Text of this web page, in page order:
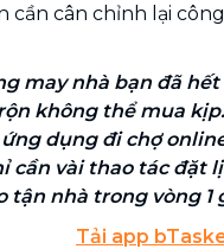
cần cân chỉnh lại
may nhà bạn đã
không thể mua
ứng dụng đi chợ
cần vài thao tác đặt
tận nhà trong vòng 1
Tải app